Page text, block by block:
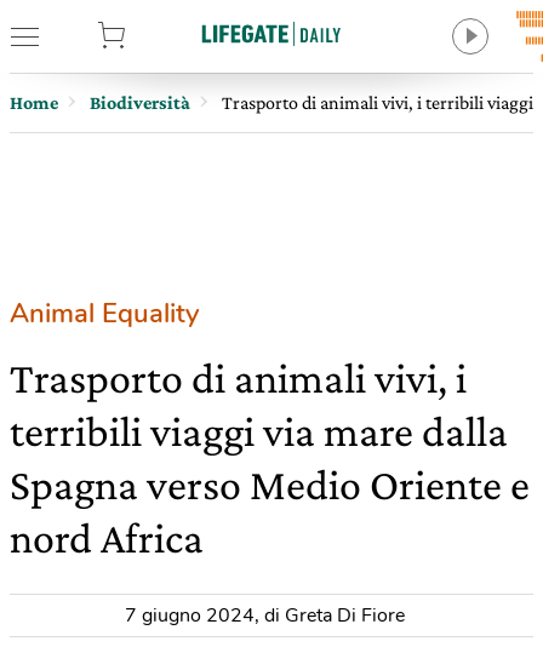
Home Biodiversità Trasporto di animali vivi, i terribili viaggi
Animal Equality
Trasporto di animali vivi, i
terribili viaggi via mare dalla
Spagna verso Medio Oriente e
nord Africa
7 giugno 2024, di Greta Di Fiore